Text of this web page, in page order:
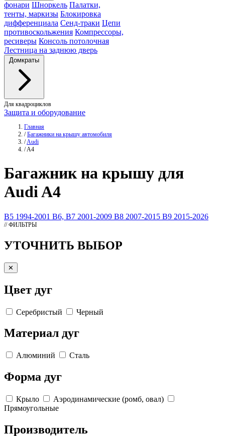
фонари Шноркель Палатки,
тенты, маркизы Блокировка
дифференциала Сенд-траки Цепи
противоскольжения Компрессоры,
ресиверы Консоль потолочная
Лестница на заднюю дверь
Домкраты
Для квадроциклов
Защита и оборудование
Главная
/ Багажники на крышу автомобиля
/Audi
/A4
Багажникна крышу для
Audi A4
B5 1994-2001 B6, B7 2001-2009 B8 2007-2015 B9 2015-2026
// ФИЛЬТРЫ
УТОЧНИТЬ ВЫБОР
✕
Цвет дуг
Серебристый Черный
Материал дуг
Алюминий Сталь
Форма дуг
Крыло
Аэродинамические (ромб, овал)
Прямоугольные
Производитель